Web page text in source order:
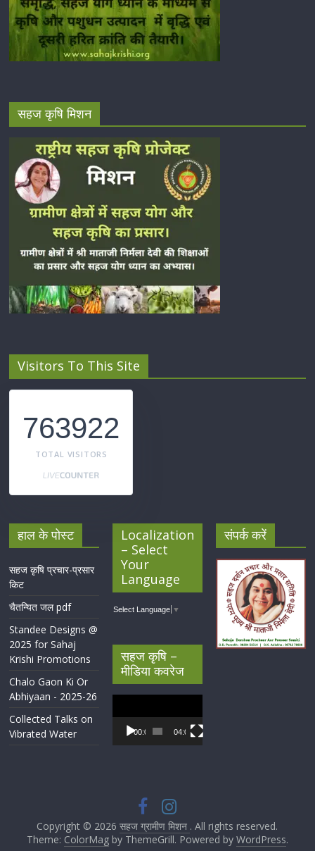
सहज कृषि मिशन
Visitors To This Site
763922
TOTAL VISITORS
हाल के पोस्ट
सहज कृषि प्रचार-प्रसार
किट
चैतन्यित जल pdf
Standee Designs @
2025 for Sahaj
Krishi Promotions
Chalo Gaon Ki Or
Abhiyaan - 2025-26
Collected Talks on
Vibrated Water
Localization
– Select
Your
Language
Select Language ▼
सहज कृषि –
मीडिया कवरेज
Player
00:00 04:07
संपर्क करें
Copyright © 2026सहज ग्रामीण मिशन . All rights reserved.
Theme: ColorMagby ThemeGrill. Powered by WordPress.